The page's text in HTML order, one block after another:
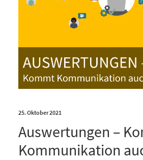
25. Oktober 2021
Auswertungen –
Kommunikation